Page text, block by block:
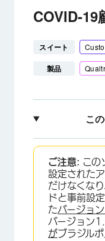
COVID-19
スイート
製品
こ
COVID-19顧客
方法
COVID-19顧客
顧客信頼度パル
顧客信頼度パル
ご注意: この
設定された
だけなくな
ドと事前設
たバージョ
バージョン
がブラジル